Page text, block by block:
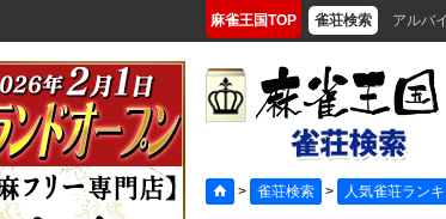
麻雀王国TOP 雀荘検索 アルバ
> 雀荘検索 > 人気雀荘ラン